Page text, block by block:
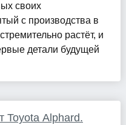
своих
с производства в
растёт, и
детали будущей
Toyota Alphard.